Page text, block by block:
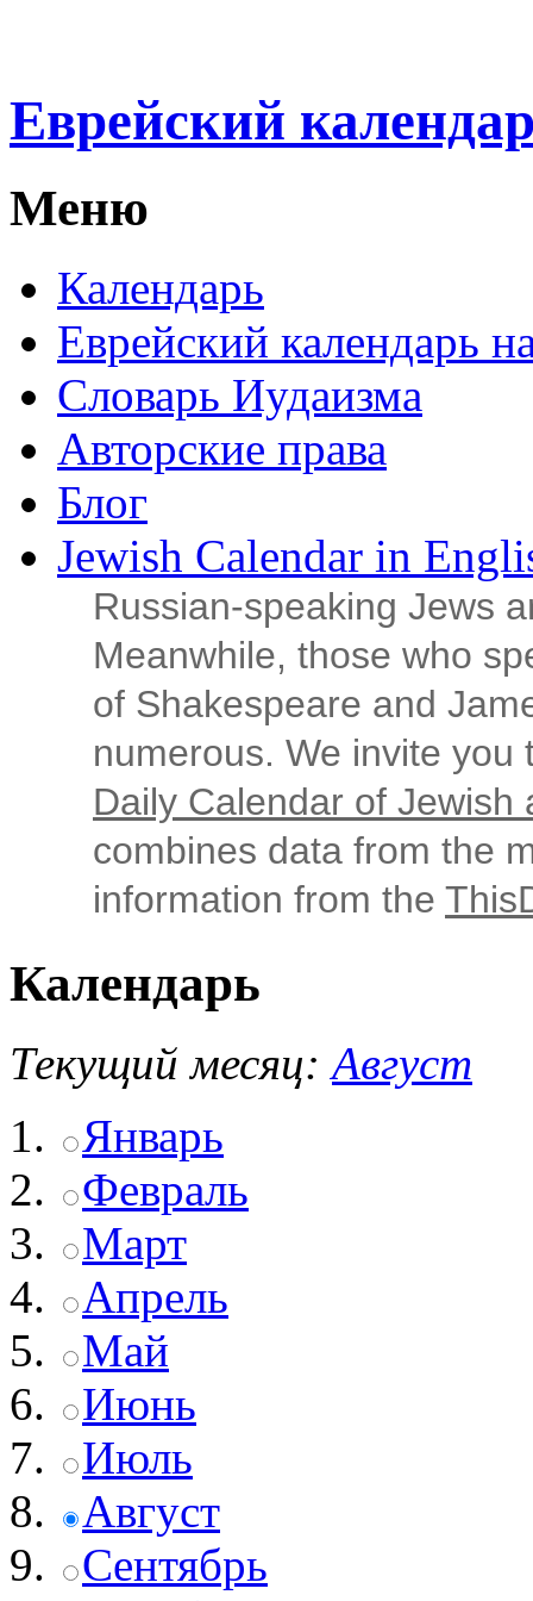
Еврейский
Меню
Календарь
Еврейский календарь
Словарь Иудаизма
Авторские права
Блог
Jewish Calendar in
Russian‑speaking Jews
Meanwhile, those who
of Shakespeare and
numerous. We invite
Daily Calendar of Jewish
combines data from the
information from the
Календарь
Текущий месяц: Август
Январь
Февраль
Март
Апрель
Май
Июнь
Июль
Август
Сентябрь